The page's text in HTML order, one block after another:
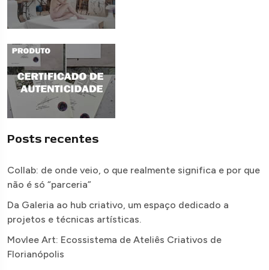
Posts recentes
Collab: de onde veio, o que realmente significa e por que
não é só “parceria”
Da Galeria ao hub criativo, um espaço dedicado a
projetos e técnicas artísticas.
Movlee Art: Ecossistema de Ateliês Criativos de
Florianópolis